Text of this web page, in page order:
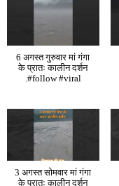
6 अगस्त गुरुवार मां गंगा
के प्रातः कालीन दर्शन
.#follow #viral
3 अगस्त सोमवार मां गंगा
के प्रातः कालीन दर्शन